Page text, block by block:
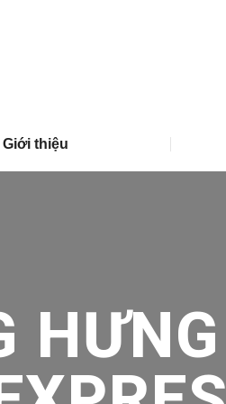
Giới thiệu